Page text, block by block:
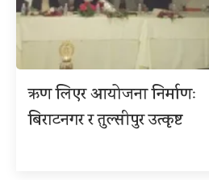
ऋण लिएर आयोजना निर्माणः
बिराटनगर र तुल्सीपुर उत्कृष्ट